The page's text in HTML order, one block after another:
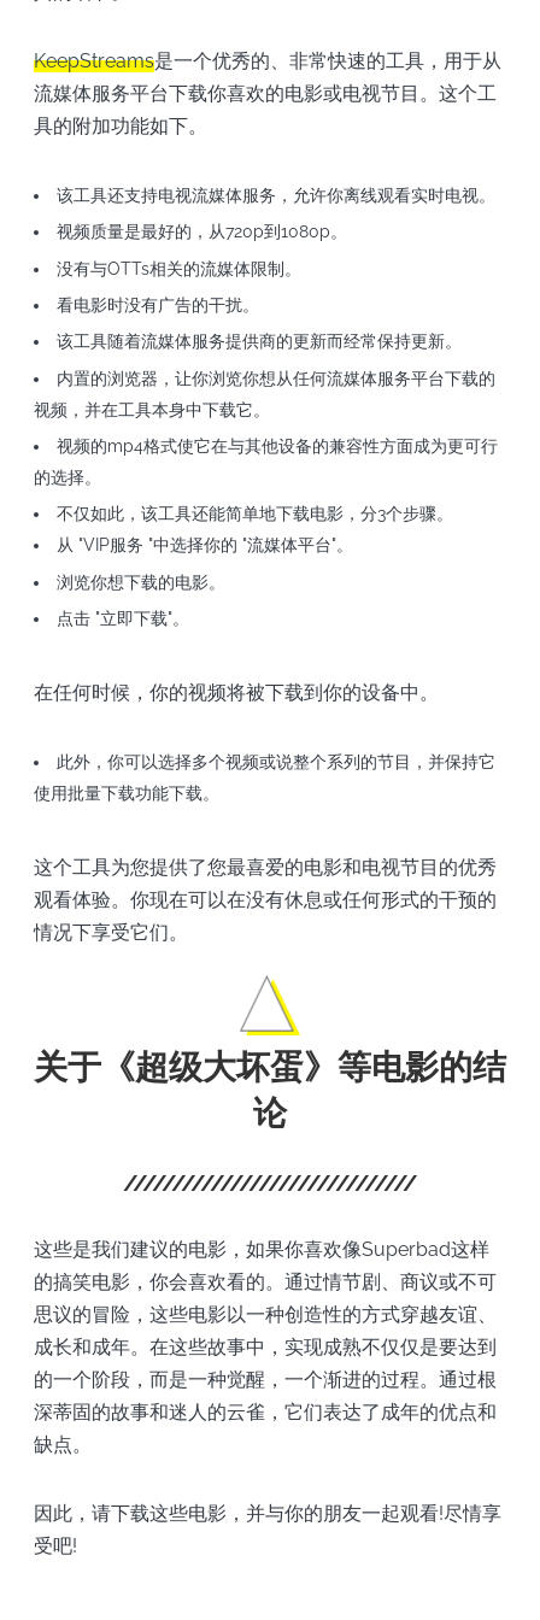
KeepStreams是一个优秀的、非常快速的工具，用于从
流媒体服务平台下载你喜欢的电影或电视节目。这个工
具的附加功能如下。
该工具还支持电视流媒体服务，允许你离线观看实时电视。
视频质量是最好的，从720p到1080p。
没有与OTTs相关的流媒体限制。
看电影时没有广告的干扰。
该工具随着流媒体服务提供商的更新而经常保持更新。
内置的浏览器，让你浏览你想从任何流媒体服务平台下载的
视频，并在工具本身中下载它。
视频的mp4格式使它在与其他设备的兼容性方面成为更可行
的选择。
不仅如此，该工具还能简单地下载电影，分3个步骤。
从 "VIP服务 "中选择你的 "流媒体平台"。
浏览你想下载的电影。
点击 "立即下载"。
在任何时候，你的视频将被下载到你的设备中。
此外，你可以选择多个视频或说整个系列的节目，并保持它
使用批量下载功能下载。
这个工具为您提供了您最喜爱的电影和电视节目的优秀
观看体验。你现在可以在没有休息或任何形式的干预的
情况下享受它们。
关于《超级大坏蛋》等电影的结
论
这些是我们建议的电影，如果你喜欢像Superbad这样
的搞笑电影，你会喜欢看的。通过情节剧、商议或不可
思议的冒险，这些电影以一种创造性的方式穿越友谊、
成长和成年。在这些故事中，实现成熟不仅仅是要达到
的一个阶段，而是一种觉醒，一个渐进的过程。通过根
深蒂固的故事和迷人的云雀，它们表达了成年的优点和
缺点。
因此，请下载这些电影，并与你的朋友一起观看!尽情享
受吧!